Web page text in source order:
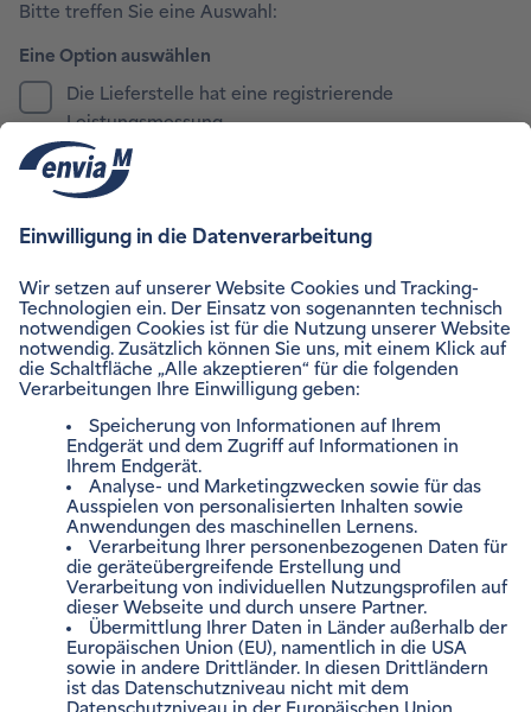
Bitte treffen Sie eine Auswahl:
Die Lieferstelle hat eine registrierende
Leistungsmessung.
Die Lieferstelle wird mittels eines intelligenten
Messystems gemessen.